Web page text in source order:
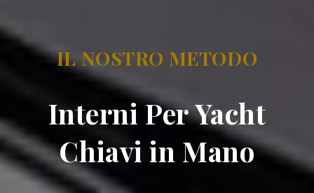
IL NOSTRO METODO
Interni Per Yacht
Chiavi in Mano